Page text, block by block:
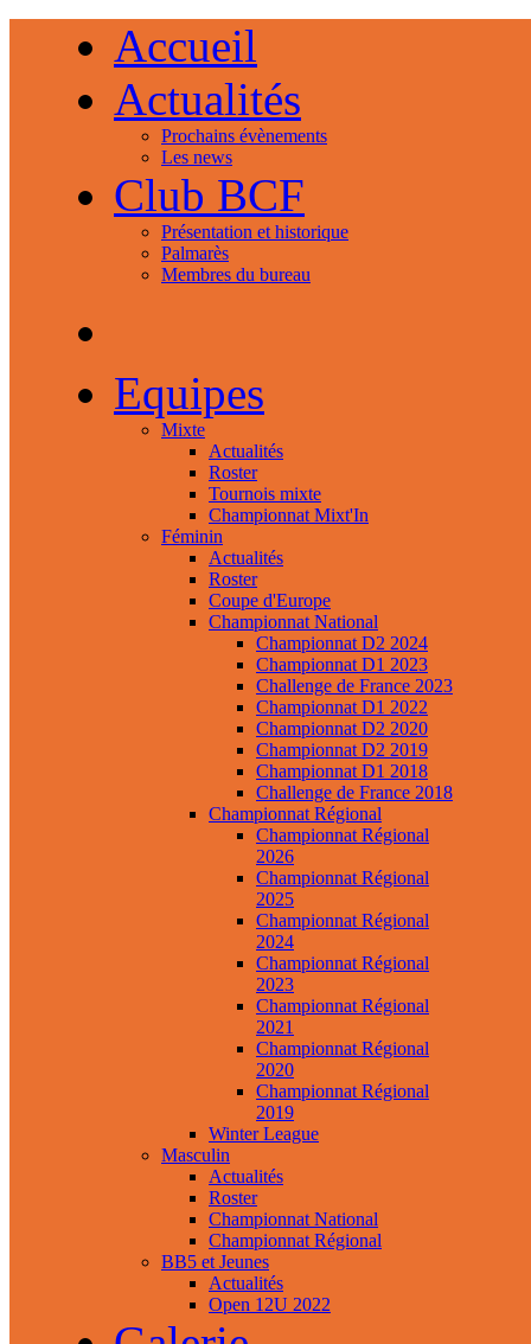
Accueil
Actualités
Prochains évènements
Les news
Club BCF
Présentation et historique
Palmarès
Membres du bureau
Equipes
Mixte
Actualités
Roster
Tournois mixte
Championnat Mixt'In
Féminin
Actualités
Roster
Coupe d'Europe
Championnat National
Championnat D2 2024
Championnat D1 2023
Challenge de France 2023
Championnat D1 2022
Championnat D2 2020
Championnat D2 2019
Championnat D1 2018
Challenge de France 2018
Championnat Régional
Championnat Régional
2026
Championnat Régional
2025
Championnat Régional
2024
Championnat Régional
2023
Championnat Régional
2021
Championnat Régional
2020
Championnat Régional
2019
Winter League
Masculin
Actualités
Roster
Championnat National
Championnat Régional
BB5 et Jeunes
Actualités
Open 12U 2022